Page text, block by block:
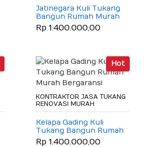
Jatinegara Kuli Tukang
Bangun Rumah Murah
Bergaransi
Rp 1.400.000,00
Hot
KONTRAKTOR JASA TUKANG
RENOVASI MURAH
Kelapa Gading Kuli
Tukang Bangun Rumah
Murah Bergaransi
Rp 1.400.000,00